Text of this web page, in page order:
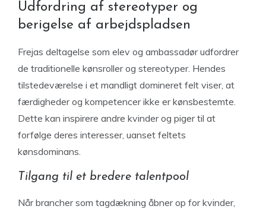
Udfordring af stereotyper og
berigelse af arbejdspladsen
Frejas deltagelse som elev og ambassadør udfordrer
de traditionelle kønsroller og stereotyper. Hendes
tilstedeværelse i et mandligt domineret felt viser, at
færdigheder og kompetencer ikke er kønsbestemte.
Dette kan inspirere andre kvinder og piger til at
forfølge deres interesser, uanset feltets
kønsdominans.
Tilgang til et bredere talentpool
Når brancher som tagdækning åbner op for kvinder,